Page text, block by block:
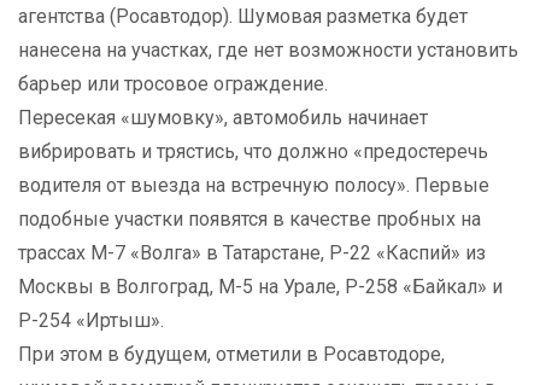
агентства (Росавтодор). Шумовая разметка будет
нанесена на участках, где нет возможности установить
барьер или тросовое ограждение.
Пересекая «шумовку», автомобиль начинает
вибрировать и трястись, что должно «предостеречь
водителя от выезда на встречную полосу». Первые
подобные участки появятся в качестве пробных на
трассах М-7 «Волга» в Татарстане, Р-22 «Каспий» из
Москвы в Волгоград, М-5 на Урале, Р-258 «Байкал» и
Р-254 «Иртыш».
При этом в будущем, отметили в Росавтодоре,